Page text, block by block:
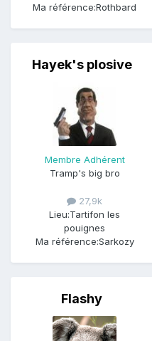
Ma référence:Rothbard
Hayek's plosive
Membre Adhérent
Tramp's big bro
27,9k
Lieu:Tartifon les
pouignes
Ma référence:Sarkozy
Flashy